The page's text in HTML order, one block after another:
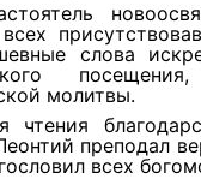
слова
молитвы.
чтения
преподал
всех